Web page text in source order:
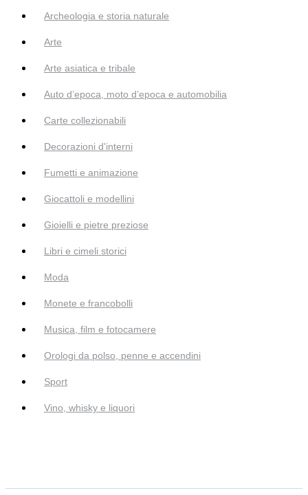
Archeologia e storia naturale
Arte
Arte asiatica e tribale
Auto d’epoca, moto d’epoca e automobilia
Carte collezionabili
Decorazioni d'interni
Fumetti e animazione
Giocattoli e modellini
Gioielli e pietre preziose
Libri e cimeli storici
Moda
Monete e francobolli
Musica, film e fotocamere
Orologi da polso, penne e accendini
Sport
Vino, whisky e liquori